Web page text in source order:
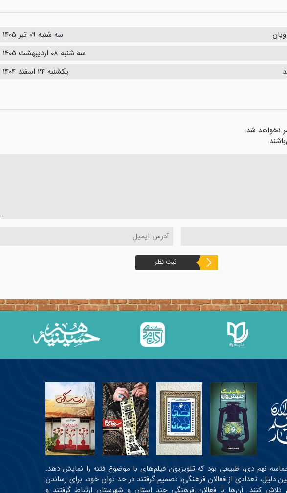
سه شنبه 09 تیر 1405
سه شنبه 08 اردیبهشت 1405
یکشنبه 24 اسفند 1404
نخواهد شد.
ثبت نظر
حماسه نهم دی، طبیعی بود که تلویزیون فیلم‌های با موضوع فتنه را نمایش دهد.
دلیل، تعدادی از فعالان فرهنگی، تصمیم گرفتند در حد توان خود، برای رساندن
کنند. آن‌ها با فعالان فرهنگی چند استان و شهرستان ارتباط گرفتند و